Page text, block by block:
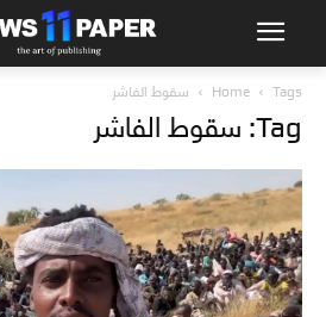
Home Tags سقوط الفاشر
Tag: سقوط الفاشر